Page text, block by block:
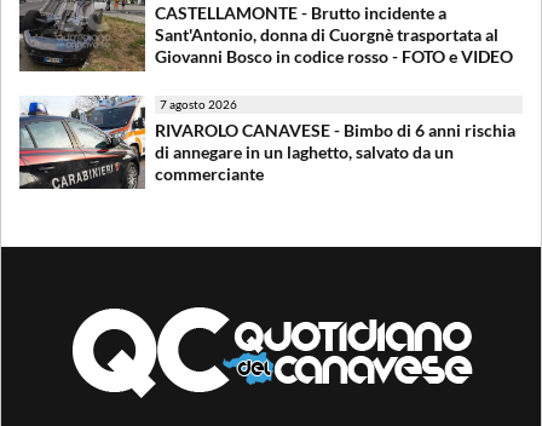
CASTELLAMONTE - Brutto incidente a
Sant'Antonio, donna di Cuorgnè trasportata al
Giovanni Bosco in codice rosso - FOTO e VIDEO
7 agosto 2026
RIVAROLO CANAVESE - Bimbo di 6 anni rischia
di annegare in un laghetto, salvato da un
commerciante